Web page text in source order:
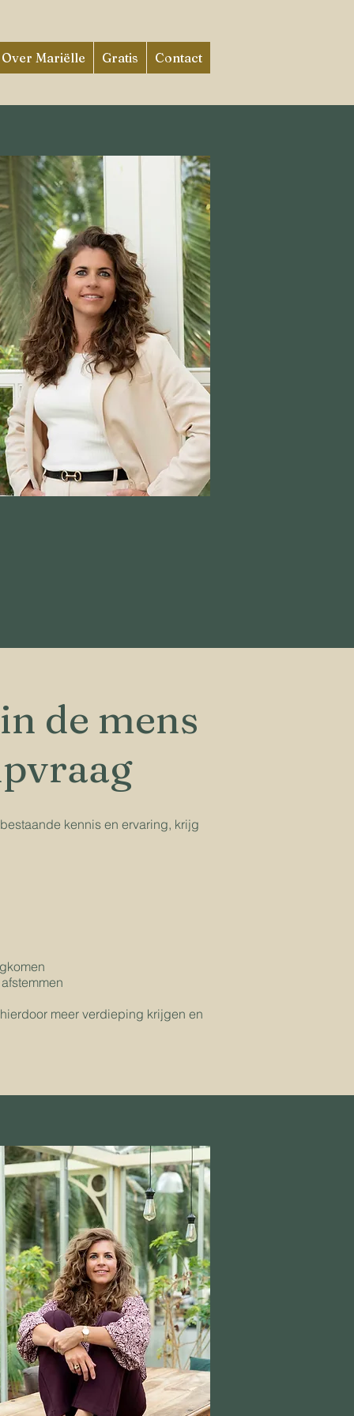
Over Mariëlle Gratis Contact
de mens
kennis en ervaring, krijg
meer verdieping krijgen en